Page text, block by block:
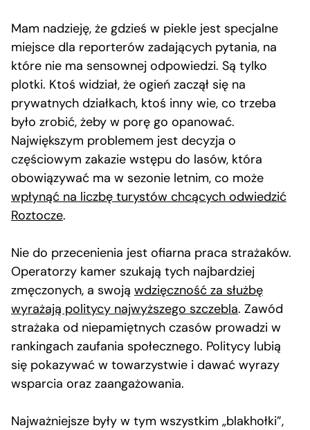
Mam nadzieję, że gdzieś w piekle jest specjalne
miejsce dla reporterów zadających pytania, na
które nie ma sensownej odpowiedzi. Są tylko
plotki. Ktoś widział, że ogień zaczął się na
prywatnych działkach, ktoś inny wie, co trzeba
było zrobić, żeby w porę go opanować.
Największym problemem jest decyzja o
częściowym zakazie wstępu do lasów, która
obowiązywać ma w sezonie letnim, co może
wpłynąć na liczbę turystów chcących odwiedzić
Roztocze.
Nie do przecenienia jest ofiarna praca strażaków.
Operatorzy kamer szukają tych najbardziej
zmęczonych, a swoją wdzięczność za służbę
wyrażają politycy najwyższego szczebla. Zawód
strażaka od niepamiętnych czasów prowadzi w
rankingach zaufania społecznego. Politycy lubią
się pokazywać w towarzystwie i dawać wyrazy
wsparcia oraz zaangażowania.
Najważniejsze były w tym wszystkim „blakhołki”,